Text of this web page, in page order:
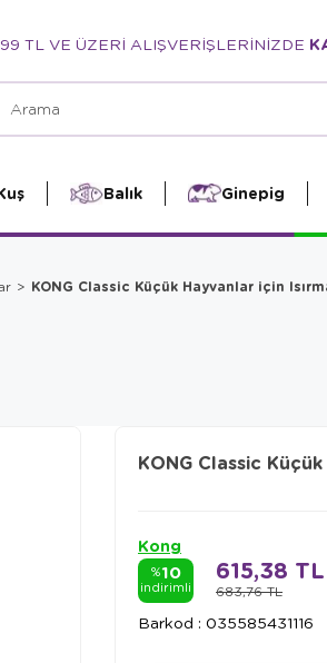
TL VE ÜZERİ ALIŞVERİŞLERİNİZDE
Balık Ginepig
KONG Classic Küçük Hayvanlar için
KONG Classic
Kong
%10
indirimli 683,76 TL
615,38 TL
Barkod : 035585431116